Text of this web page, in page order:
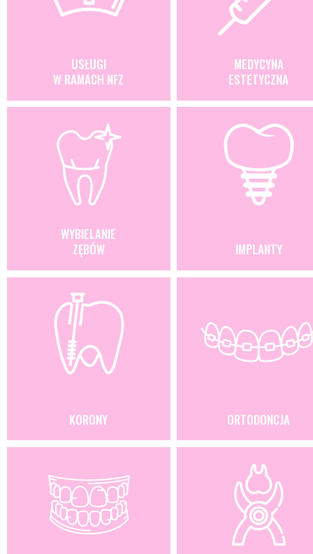
USŁUGI
W RAMACH NFZ
MEDYCYNA
ESTETYCZNA
WYBIELANIE
ZĘBÓW
IMPLANTY
KORONY ORTODONCJA